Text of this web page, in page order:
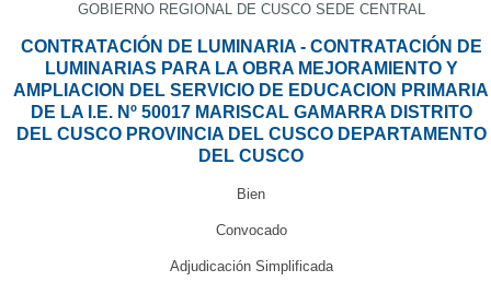
GOBIERNO REGIONAL DE CUSCO SEDE CENTRAL
CONTRATACIÓN DE LUMINARIA - CONTRATACIÓN DE
LUMINARIAS PARA LA OBRA MEJORAMIENTO Y
AMPLIACION DEL SERVICIO DE EDUCACION PRIMARIA
DE LA I.E. Nº 50017 MARISCAL GAMARRA DISTRITO
DEL CUSCO PROVINCIA DEL CUSCO DEPARTAMENTO
DEL CUSCO
Bien
Convocado
Adjudicación Simplificada